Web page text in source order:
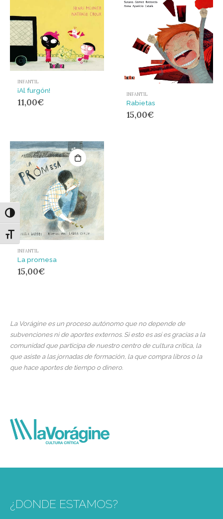
Alternar alto contraste
Alternar tamaño de letra
INFANTIL
¡Al furgón!
11,00€
INFANTIL
Rabietas
15,00€
INFANTIL
La promesa
15,00€
La Vorágine es un proceso autónomo que no depende de
subvenciones ni de aportes externos. Si esto es así es gracias a la
comunidad que participa de nuestro centro de cultura crítica, la
que asiste a las jornadas de formación, la que compra libros o la
que hace aportes de tiempo o dinero.
¿DONDE ESTAMOS?